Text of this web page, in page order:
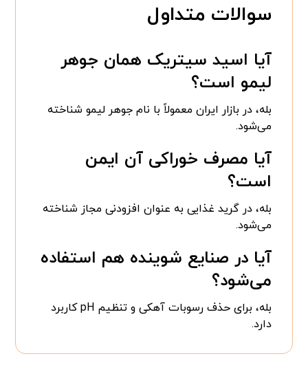
سوالات متداول
آیا اسید سیتریک همان جوهر
لیمو است؟
بله، در بازار ایران معمولاً با نام جوهر لیمو شناخته
می‌شود.
آیا مصرف خوراکی آن ایمن
است؟
بله، در گرید غذایی به عنوان افزودنی مجاز شناخته
می‌شود.
آیا در صنایع شوینده هم استفاده
می‌شود؟
بله، برای حذف رسوبات آهکی و تنظیم pH کاربرد
دارد.